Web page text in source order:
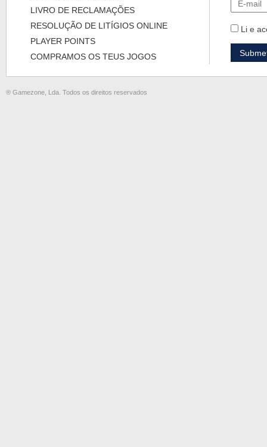
LIVRO DE RECLAMAÇÕES
RESOLUÇÃO DE LITÍGIOS ONLINE
PLAYER POINTS
COMPRAMOS OS TEUS JOGOS
Li e
® Gamezone, Lda. Todos os direitos reservados